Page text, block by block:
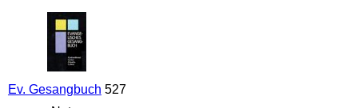
Ev. Gesangbuch 527